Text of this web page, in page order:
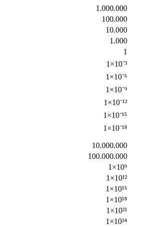
1.000.000
100.000
10.000
1.000
1
1×10⁻³
1×10⁻⁶
1×10⁻⁹
1×10⁻¹²
1×10⁻¹⁵
1×10⁻¹⁸
10.000.000
100.000.000
1×10⁹
1×10¹²
1×10¹⁵
1×10¹⁸
1×10²¹
1×10²⁴